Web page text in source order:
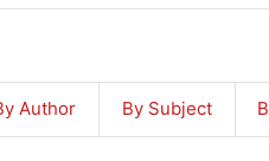
Author By Subject